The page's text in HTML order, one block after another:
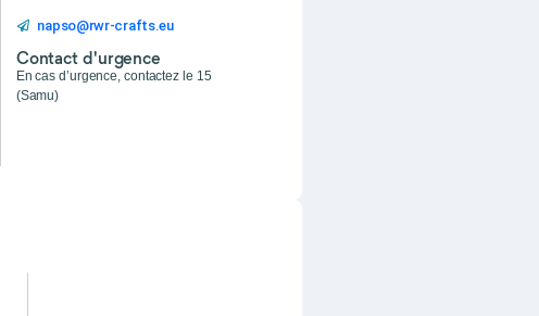
napso@rwr-crafts.eu
Contact d'urgence
En cas d’urgence, contactez le 15
(Samu)